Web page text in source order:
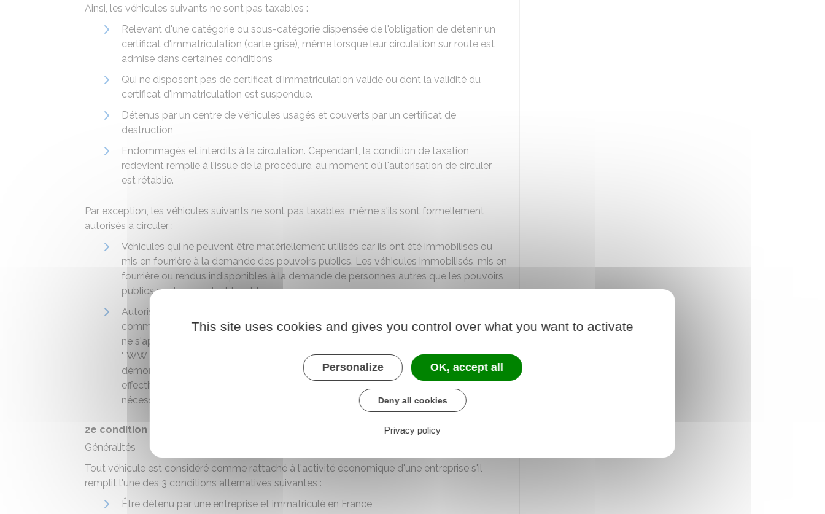
Ainsi, les véhicules suivants ne sont pas taxables :
Relevant d'une catégorie ou sous-catégorie dispensée de l'obligation de détenir un
certificat d'immatriculation (carte grise), même lorsque leur circulation sur route est
admise dans certaines conditions
Qui ne disposent pas de certificat d'immatriculation valide ou dont la validité du
certificat d'immatriculation est suspendue.
Détenus par un centre de véhicules usagés et couverts par un certificat de
destruction
Endommagés et interdits à la circulation. Cependant, la condition de taxation
redevient remplie à l'issue de la procédure, au moment où l'autorisation de circuler
est rétablie.
Par exception, les véhicules suivants ne sont pas taxables, même s'ils sont formellement
autorisés à circuler :
Véhicules qui ne peuvent être matériellement utilisés car ils ont été immobilisés ou
mis en fourrière à la demande des pouvoirs publics. Les véhicules immobilisés, mis en
fourrière ou rendus indisponibles à la demande de personnes autres que les pouvoirs
publics sont cependant taxables.
Autorisés à circuler pour les seuls besoins de leur construction, de leur
commercialisation, de leur réparation ou de leur contrôle technique. Cette exception
ne s'applique qu'aux véhicules bénéficiant d'un certificat d'immatriculation provisoire
" WW " ou " W garage " ou disposant de la mention d'usage " véhicule de
démonstration ". Elle s'applique uniquement à condition qu'ils ne réalisent
effectivement aucune opération de transport autre que celles strictement
nécessaires à la réalisation de ces activités.
2e condition : rattachement à une activité économique en France
Généralités
Tout véhicule est considéré comme rattaché à l'activité économique d'une entreprise s'il
remplit l'une des 3 conditions alternatives suivantes :
Être détenu par une entreprise et immatriculé en France
This site uses cookies and gives you control over what you want to activate
Personalize OK, accept all
Deny all cookies
Privacy policy